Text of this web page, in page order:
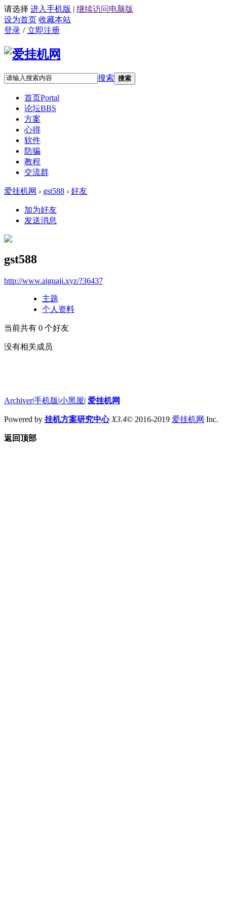
请选择 进入手机版 | 继续访问电脑版
设为首页 收藏本站
登录 / 立即注册
搜索 搜索
首页Portal
论坛BBS
方案
心得
软件
防骗
教程
交流群
爱挂机网 › gst588 › 好友
加为好友
发送消息
gst588
http://www.aiguaji.xyz/?36437
主题
个人资料
当前共有 0 个好友
没有相关成员
Archiver|手机版|小黑屋| 爱挂机网
Powered by 挂机方案研究中心 X3.4© 2016-2019 爱挂机网 Inc.
返回顶部